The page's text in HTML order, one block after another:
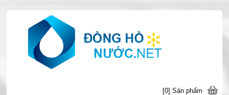
[0] Sản phẩm